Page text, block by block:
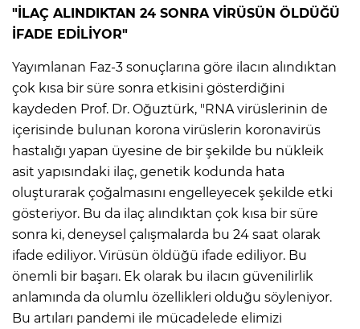
"İLAÇ ALINDIKTAN 24 SONRA VİRÜSÜN ÖLDÜĞÜ
İFADE EDİLİYOR"
Yayımlanan Faz-3 sonuçlarına göre ilacın alındıktan
çok kısa bir süre sonra etkisini gösterdiğini
kaydeden Prof. Dr. Oğuztürk, "RNA virüslerinin de
içerisinde bulunan korona virüslerin koronavirüs
hastalığı yapan üyesine de bir şekilde bu nükleik
asit yapısındaki ilaç, genetik kodunda hata
oluşturarak çoğalmasını engelleyecek şekilde etki
gösteriyor. Bu da ilaç alındıktan çok kısa bir süre
sonra ki, deneysel çalışmalarda bu 24 saat olarak
ifade ediliyor. Virüsün öldüğü ifade ediliyor. Bu
önemli bir başarı. Ek olarak bu ilacın güvenilirlik
anlamında da olumlu özellikleri olduğu söyleniyor.
Bu artıları pandemi ile mücadelede elimizi